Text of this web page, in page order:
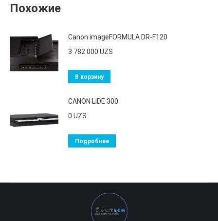
Похожие
Canon imageFORMULA DR-F120
3 782 000 UZS
В корзину
CANON LIDE 300
0 UZS
Подробнее